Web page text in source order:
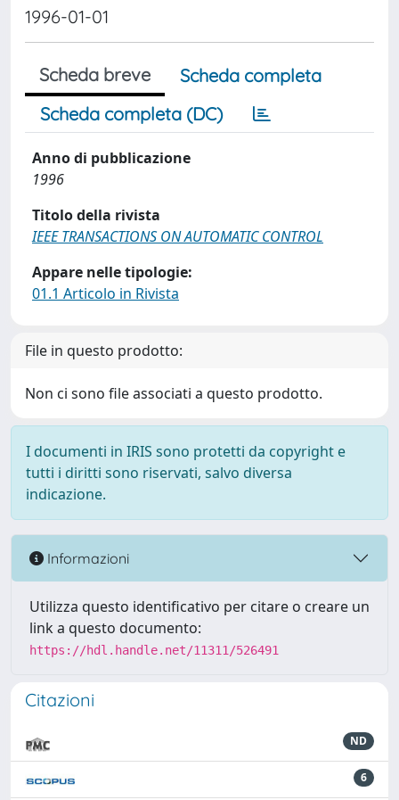
1996-01-01
Scheda breve
Scheda completa
Scheda completa (DC)
Anno di pubblicazione
1996
Titolo della rivista
IEEE TRANSACTIONS ON AUTOMATIC CONTROL
Appare nelle tipologie:
01.1 Articolo in Rivista
File in questo prodotto:
Non ci sono file associati a questo prodotto.
I documenti in IRIS sono protetti da copyright e
tutti i diritti sono riservati, salvo diversa
indicazione.
Informazioni
Utilizza questo identificativo per citare o creare un
link a questo documento:
https://hdl.handle.net/11311/526491
Citazioni
ND
6